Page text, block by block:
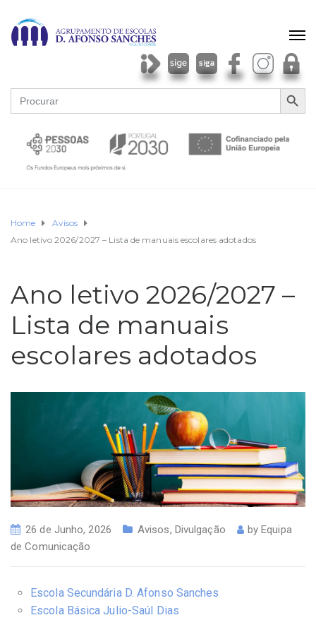
Search
for:
SEARCH
Home
Avisos
Ano letivo 2026/2027 – Lista de manuais escolares adotados
Ano letivo 2026/2027 –
Lista de manuais
escolares adotados
26 de Junho, 2026 Avisos, Divulgação byEquipa
de Comunicação
Escola Secundária D. Afonso Sanches
Escola Básica Julio-Saúl Dias